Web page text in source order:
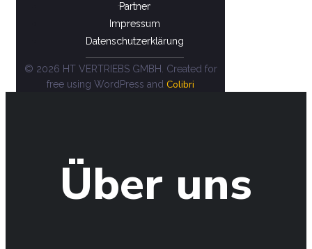
Partner
Impressum
Datenschutzerklärung
© 2026 HT VERTRIEBS GMBH. Created for
free using WordPress and Colibri
Über uns